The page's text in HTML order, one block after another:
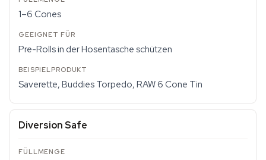
1–6 Cones
Pre-Rolls in der Hosentasche schützen
Saverette, Buddies Torpedo, RAW 6 Cone Tin
Diversion Safe